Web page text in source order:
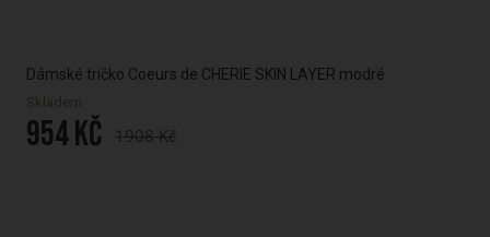
Dámské tričko Coeurs de CHERIE SKIN LAYER modré
Skladem
954 Kč 1908 Kč